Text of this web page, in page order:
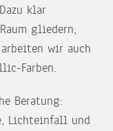
klar
gliedern,
wir auch
Farben.
Beratung:
Lichteinfall und